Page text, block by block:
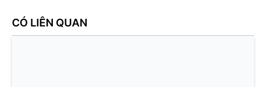
CÓ LIÊN QUAN